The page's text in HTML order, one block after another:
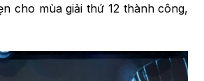
cho mùa giải thứ 12 thành công,